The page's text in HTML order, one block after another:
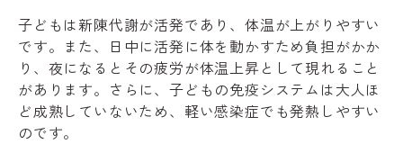
子どもは新陳代謝が活発であり、体温が上がりやすい
です。また、日中に活発に体を動かすため負担がかか
り、夜になるとその疲労が体温上昇として現れること
があります。さらに、子どもの免疫システムは大人ほ
ど成熟していないため、軽い感染症でも発熱しやすい
のです。